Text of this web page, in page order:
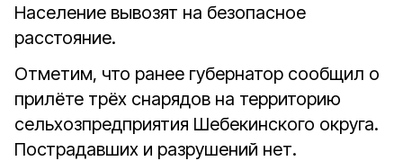
Население вывозят на безопасное
расстояние.
Отметим, что ранее губернатор сообщил о
прилёте трёх снарядов на территорию
сельхозпредприятия Шебекинского округа.
Пострадавших и разрушений нет.